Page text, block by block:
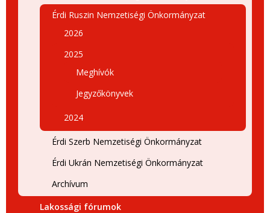
Érdi Ruszin Nemzetiségi Önkormányzat
2026
2025
Meghívók
Jegyzőkönyvek
2024
Érdi Szerb Nemzetiségi Önkormányzat
Érdi Ukrán Nemzetiségi Önkormányzat
Archívum
Lakossági fórumok